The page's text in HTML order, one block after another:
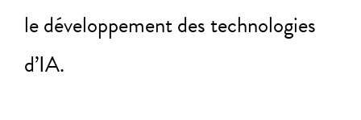
le développement des technologies
d’IA.